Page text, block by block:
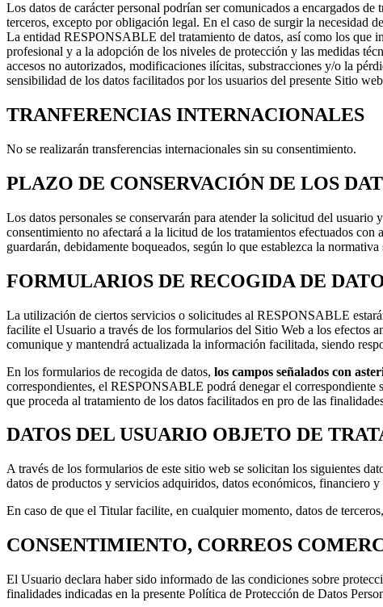
Los datos de carácter personal podrían ser comunicados a encargados
terceros, excepto por obligación legal. En el caso de surgir la necesidad
La entidad RESPONSABLE del tratamiento de datos, así como los que
profesional y a la adopción de los niveles de protección y las medidas
accesos no autorizados, modificaciones ilícitas, substracciones y/o la
sensibilidad de los datos facilitados por los usuarios del presente Sitio
TRANFERENCIAS INTERNACIONALES
No se realizarán transferencias internacionales sin su consentimiento.
PLAZO DE CONSERVACIÓN DE LOS
Los datos personales se conservarán para atender la solicitud del
consentimiento no afectará a la licitud de los tratamientos efectuados
guardarán, debidamente boqueados, según lo que establezca la
FORMULARIOS DE RECOGIDA DE
La utilización de ciertos servicios o solicitudes al RESPONSABLE
facilite el Usuario a través de los formularios del Sitio Web a los efectos
comunique y mantendrá actualizada la información facilitada, siendo
En los formularios de recogida de datos, los campos señalados con
correspondientes, el RESPONSABLE podrá denegar el
que proceda al tratamiento de los datos facilitados en pro de las
DATOS DEL USUARIO OBJETO DE
A través de los formularios de este sitio web se solicitan los siguientes
datos de productos y servicios adquiridos, datos económicos, financiero
En caso de que el Titular facilite, en cualquier momento, datos de
CONSENTIMIENTO, CORREOS
El Usuario declara haber sido informado de las condiciones sobre
finalidades indicadas en la presente Política de Protección de Datos